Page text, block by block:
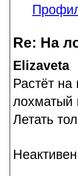
Re: На
Elizaveta
Растёт
лохматый
Летать
Неактивен